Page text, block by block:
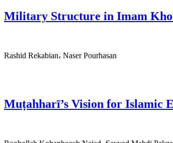
Military Structure in Imam
Rashid Rekabian، Naser Pourhasan
Muṭahharī’s Vision for Islamic